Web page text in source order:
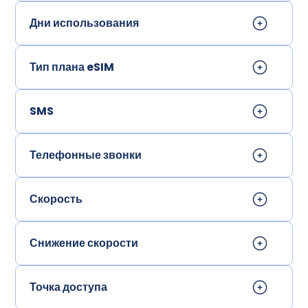
Дни использования
Тип плана eSIM
SMS
Телефонные звонки
Скорость
Снижение скорости
Точка доступа